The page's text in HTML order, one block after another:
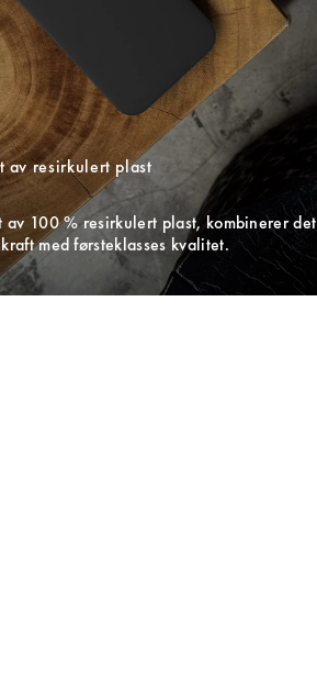
av resirkulert plast
av 100 % resirkulert plast, kombinerer det
med førsteklasses kvalitet.